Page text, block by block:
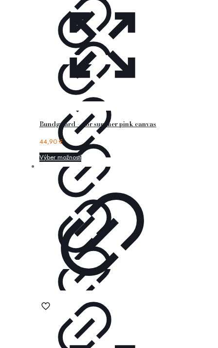
Bundgaard – nor summer pink canvas
44,90 €
Výber možností